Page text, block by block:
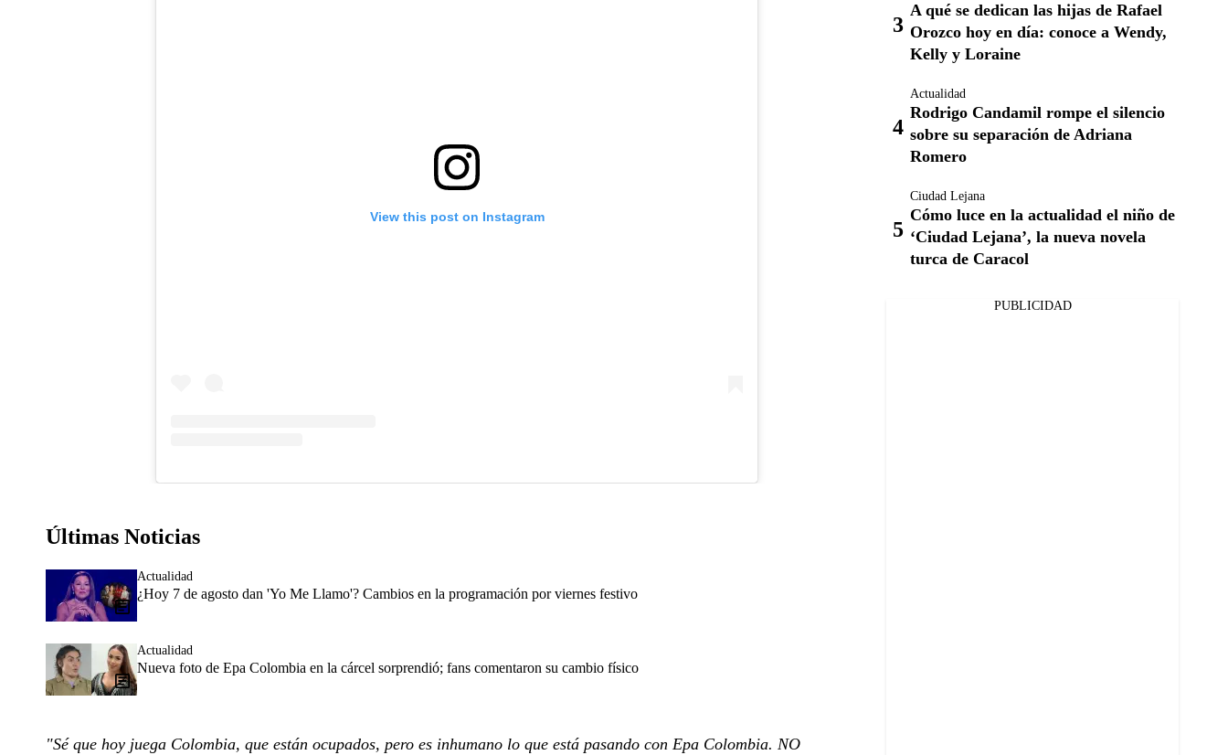
View this post on Instagram
Últimas Noticias
Actualidad
¿Hoy 7 de agosto dan 'Yo Me Llamo'? Cambios en la programación por viernes festivo
Actualidad
Nueva foto de Epa Colombia en la cárcel sorprendió; fans comentaron su cambio físico
"Sé que hoy juega Colombia, que están ocupados, pero es inhumano lo que está pasando con Epa Colombia. NO
A qué se dedican las hijas de Rafael
Orozco hoy en día: conoce a Wendy,
Kelly y Loraine
Actualidad
Rodrigo Candamil rompe el silencio
sobre su separación de Adriana
Romero
Ciudad Lejana
Cómo luce en la actualidad el niño de
‘Ciudad Lejana’, la nueva novela
turca de Caracol
PUBLICIDAD